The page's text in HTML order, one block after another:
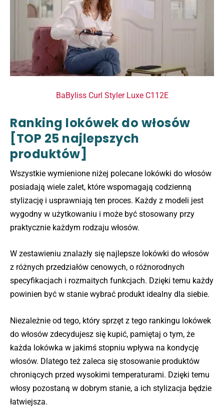
BaByliss Curl Styler Luxe C112E
Ranking lokówek do włosów
[TOP 25 najlepszych
produktów]
Wszystkie wymienione niżej polecane lokówki do włosów
posiadają wiele zalet, które wspomagają codzienną
stylizację i usprawniają ten proces. Każdy z modeli jest
wygodny w użytkowaniu i może być stosowany przy
praktycznie każdym rodzaju włosów.
W zestawieniu znalazły się najlepsze lokówki do włosów
z różnych przedziałów cenowych, o różnorodnych
specyfikacjach i rozmaitych funkcjach. Dzięki temu każdy
powinien być w stanie wybrać produkt idealny dla siebie.
Niezależnie od tego, który sprzęt z tego rankingu lokówek
do włosów zdecydujesz się kupić, pamiętaj o tym, że
każda lokówka w jakimś stopniu wpływa na kondycję
włosów. Dlatego też zaleca się stosowanie produktów
chroniących przed wysokimi temperaturami. Dzięki temu
włosy pozostaną w dobrym stanie, a ich stylizacja będzie
łatwiejsza.